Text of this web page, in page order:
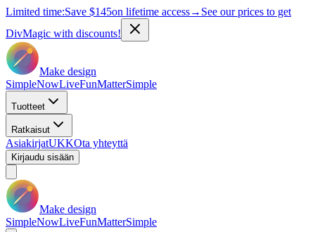
Limited time:Save $145on lifetime access→ See our prices to get
DivMagic with discounts!
Make design
SimpleNowLiveFunMatterSimple
Tuotteet
Ratkaisut
AsiakirjatUKKOta yhteyttä
Kirjaudu sisään
Make design
SimpleNowLiveFunMatterSimple